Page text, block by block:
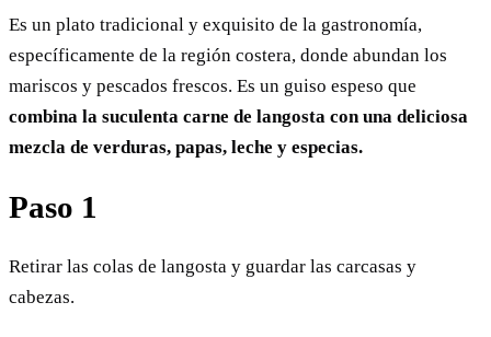
Es un plato tradicional y exquisito de la gastronomía,
específicamente de la región costera, donde abundan los
mariscos y pescados frescos. Es un guiso espeso que
combina la suculenta carne de langosta con una deliciosa
mezcla de verduras, papas, leche y especias.
Paso 1
Retirar las colas de langosta y guardar las carcasas y
cabezas.